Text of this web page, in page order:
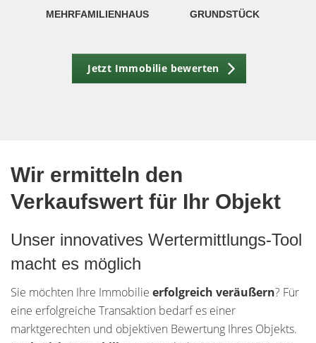
MEHRFAMILIENHAUS GRUNDSTÜCK
Jetzt Immobilie bewerten
Wir ermitteln den
Verkaufswert für Ihr Objekt
Unser innovatives Wertermittlungs-Tool
macht es möglich
Sie möchten Ihre Immobilie erfolgreich veräußern? Für
eine erfolgreiche Transaktion bedarf es einer
marktgerechten und objektiven Bewertung Ihres Objekts.